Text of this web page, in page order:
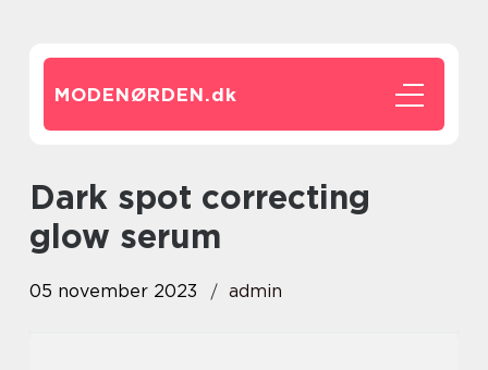
MODENØRDEN.dk
dark spot correcting
glow serum
05 november 2023 admin